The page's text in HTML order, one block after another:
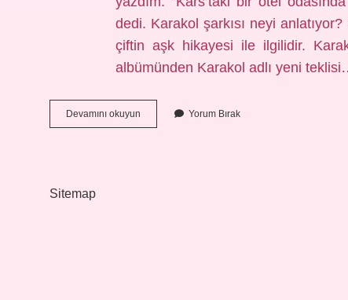
dedi. Karakol şarkısı neyi
çiftin aşk hikayesi ile ilgilidir.
albümünden Karakol adlı yeni
Devamını okuyun
Sarkisi
Yorum Bırak
Sitemap